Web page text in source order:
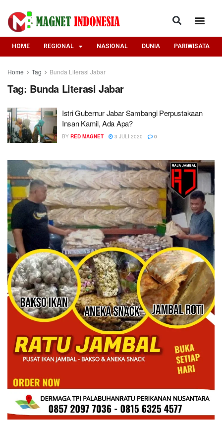
HOME REGIONAL NASIONAL DUNIA PARIWISATA
Home Tag Bunda Literasi Jabar
Tag: Bunda Literasi Jabar
Istri Gubernur Jabar Sambangi Perpustakaan
Insan Kamil, Ada Apa?
BY RED MAGNET 3 JULI 2020 0